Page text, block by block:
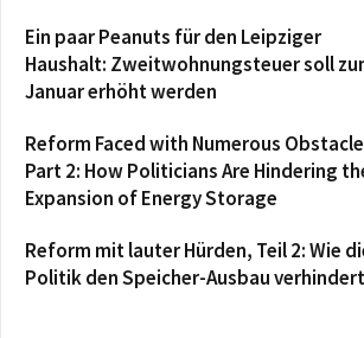
Ein paar Peanuts für den Leipziger
Haushalt: Zweitwohnungsteuer soll
Januar erhöht werden
Reform Faced with Numerous
Part 2: How Politicians Are Hindering
Expansion of Energy Storage
Reform mit lauter Hürden, Teil 2: Wie
Politik den Speicher-Ausbau verhindert